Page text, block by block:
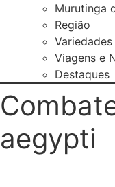
Murutinga
Região
Variedades
Viagens e
Destaques
aegypti